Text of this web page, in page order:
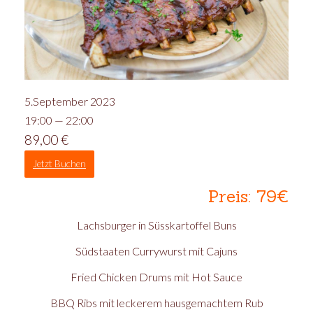
Preis: 79€
Lachsburger in Süsskartoffel Buns
Südstaaten Currywurst mit Cajuns
Fried Chicken Drums mit Hot Sauce
BBQ Ribs mit leckerem hausgemachtem Rub
5.September 2023
19:00 — 22:00
89,00€
Jetzt Buchen